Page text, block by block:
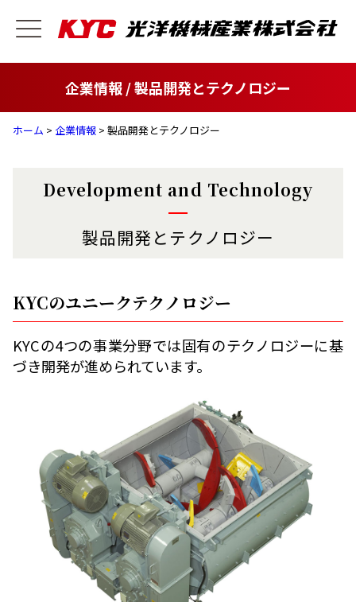
企業情報 / 製品開発とテクノロジー
ホーム > 企業情報 > 製品開発とテクノロジー
Development and Technology
製品開発とテクノロジー
KYCのユニークテクノロジー
KYCの4つの事業分野では固有のテクノロジーに基
づき開発が進められています。